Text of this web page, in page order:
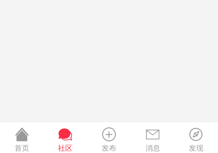
首页 社区 发布 消息 发现